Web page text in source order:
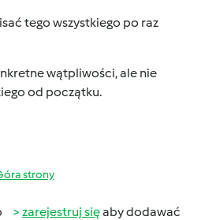
tego wszystkiego po raz
wątpliwości, ale nie
od początku.
strony
zarejestruj sięaby dodawać